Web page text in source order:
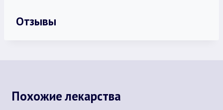
Отзывы
Похожие лекарства